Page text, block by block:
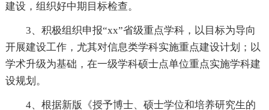
建设，组织好中期目标检查。
3、积极组织申报“xx”省级重点学科，以目标为导向
开展建设工作，尤其对信息类学科实施重点建设计划；以
学术升级为基础，在一级学科硕士点单位重点实施学科建
设规划。
4、根据新版《授予博士、硕士学位和培养研究生的